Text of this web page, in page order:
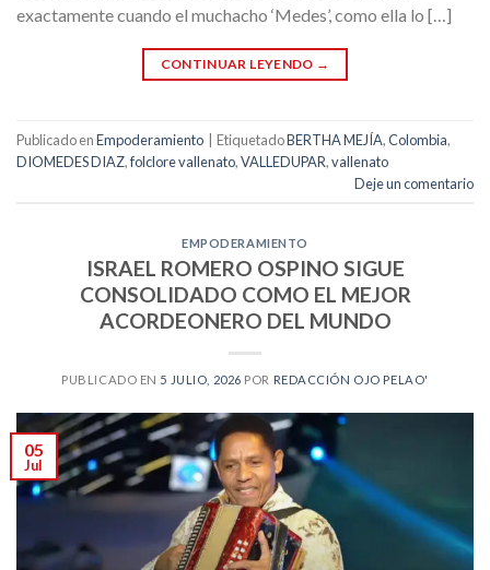
exactamente cuando el muchacho ‘Medes’, como ella lo […]
CONTINUAR LEYENDO →
Publicado enEmpoderamiento EtiquetadoBERTHA MEJÍA,Colombia,
DIOMEDES DIAZ,folclore vallenato,VALLEDUPAR,vallenato
Deje un comentario
EMPODERAMIENTO
ISRAEL ROMERO OSPINO SIGUE
CONSOLIDADO COMO EL MEJOR
ACORDEONERO DEL MUNDO
PUBLICADO EN 5 JULIO, 2026 POR REDACCIÓN OJO PELAO'
05
Jul